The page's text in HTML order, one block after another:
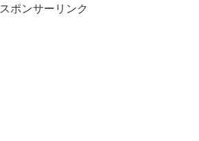
スポンサーリンク